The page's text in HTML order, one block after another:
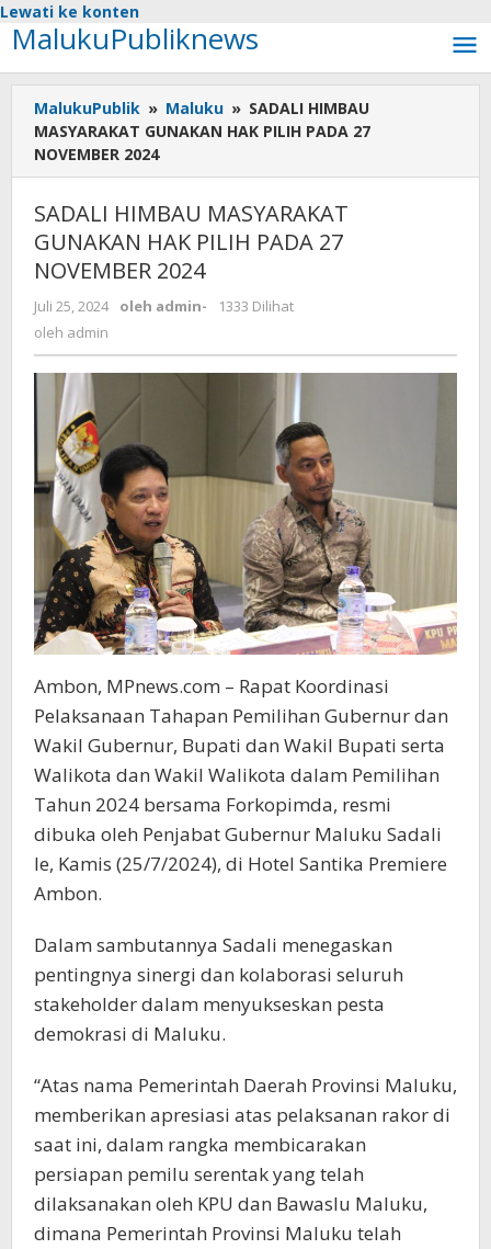
Lewati ke konten
MalukuPubliknews
MalukuPublik » Maluku » SADALI HIMBAU
MASYARAKAT GUNAKAN HAK PILIH PADA 27
NOVEMBER 2024
SADALI HIMBAU MASYARAKAT
GUNAKAN HAK PILIH PADA 27
NOVEMBER 2024
Juli 25, 2024 oleh admin-
1333 Dilihat
oleh admin
Ambon, MPnews.com – Rapat Koordinasi
Pelaksanaan Tahapan Pemilihan Gubernur dan
Wakil Gubernur, Bupati dan Wakil Bupati serta
Walikota dan Wakil Walikota dalam Pemilihan
Tahun 2024 bersama Forkopimda, resmi
dibuka oleh Penjabat Gubernur Maluku Sadali
Ie, Kamis (25/7/2024), di Hotel Santika Premiere
Ambon.
Dalam sambutannya Sadali menegaskan
pentingnya sinergi dan kolaborasi seluruh
stakeholder dalam menyukseskan pesta
demokrasi di Maluku.
“Atas nama Pemerintah Daerah Provinsi Maluku,
memberikan apresiasi atas pelaksanan rakor di
saat ini, dalam rangka membicarakan
persiapan pemilu serentak yang telah
dilaksanakan oleh KPU dan Bawaslu Maluku,
dimana Pemerintah Provinsi Maluku telah